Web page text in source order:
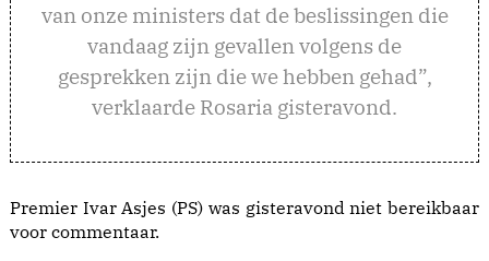
van onze ministers dat de beslissingen die
vandaag zijn gevallen volgens de
gesprekken zijn die we hebben gehad”,
verklaarde Rosaria gisteravond.
Premier Ivar Asjes (PS) was gisteravond niet bereikbaar
voor commentaar.